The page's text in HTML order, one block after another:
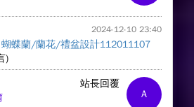
2024-12-10 23:40
蝴蝶蘭/蘭花/禮盆設計112011107
)
A
站長回覆